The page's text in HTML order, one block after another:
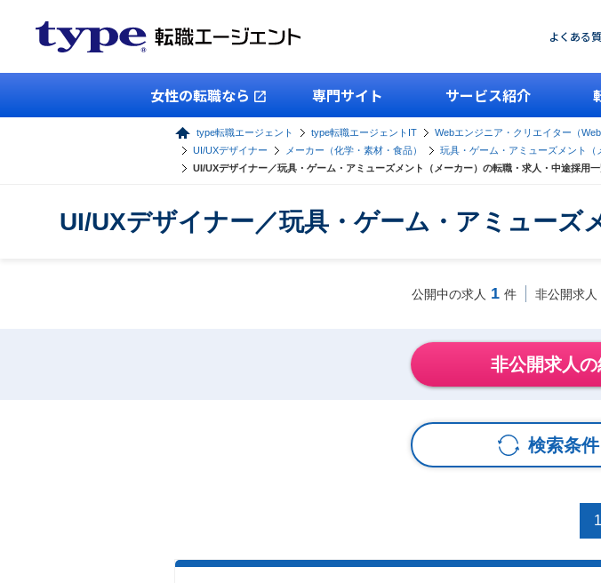
よくある
女性の転職なら 専門サイト サービス紹介
type転職エージェント type転職エージェントIT Webエンジニア・クリエイター（
UI/UXデザイナー
メーカー（化学・素材・食品）
玩具・ゲーム・アミューズメント（
UI/UXデザイナー／玩具・ゲーム・アミューズメント（メーカー）の転職・求人・中途採用
UI/UXデザイナー／玩具・ゲーム・アミューズ
公開中の求人 1 件 非公開求人
非公開求人
検索条
1